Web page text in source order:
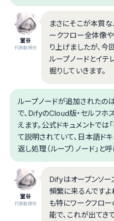
室谷
代表取締役
まさにそこが本質
ークフロー全体像
り上げましたが、今
ループノードとイテ
掘りしていきます。
ループノードが追加されたの
で、DifyのCloud版・セルフホ
えます。公式ドキュメントでは
て説明されていて、日本語ドキ
返し処理（ループ）ノード」と
室谷
代表取締役
Difyはオープンソー
頻繁に来るんですよ
も特にワークフロ
能で、これが出てき